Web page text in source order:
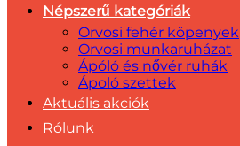
Népszerű kategóriák
Orvosi fehér köpenyek
Orvosi munkaruházat
Ápóló és nővér ruhák
Ápoló szettek
Aktuális akciók
Rólunk